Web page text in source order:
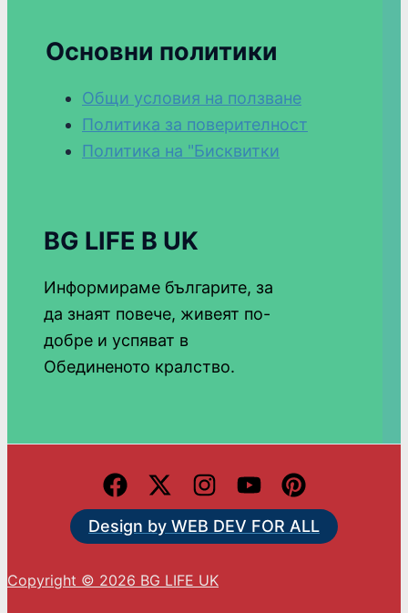
Основни политики
Общи условия на ползване
Политика за поверителност
Политика на "Бисквитки
BG LIFE В UK
Информираме българите, за
да знаят повече, живеят по-
добре и успяват в
Обединеното кралство.
Design by WEB DEV FOR ALL
Copyright © 2026 BG LIFE UK